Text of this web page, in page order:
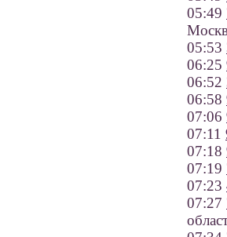
05:49
05:53
06:25
06:52
06:58
07:06
07:11
07:18
07:19
07:23
07:27